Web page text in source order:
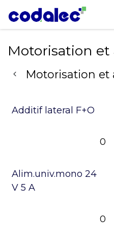
Se rendre au contenu
Motorisation
Motorisation
Additif lateral F+O
0
Alim.univ.mono 24
V 5 A
0